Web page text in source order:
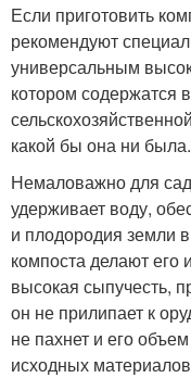
Если приготовить
рекомендуют
универсальным
котором содержатся
какой бы она ни была.
Немаловажно для
удерживает воду,
и плодородия земли
компоста делают его
высокая сыпучесть,
он не прилипает к
не пахнет и его
исходных